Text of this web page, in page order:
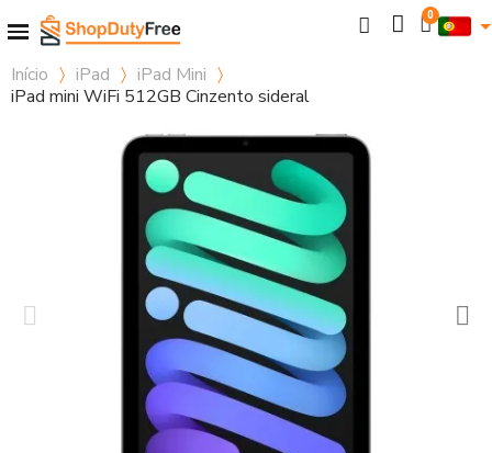
Início iPad
iPad Mini
iPad mini WiFi 512GB Cinzento sideral